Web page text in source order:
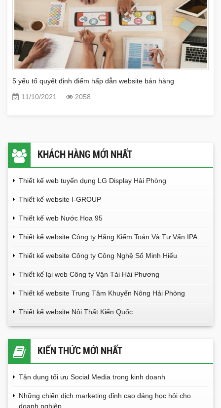
5 yếu tố quyết định điểm hấp dẫn website bán hàng
11/10/2021
2058
KHÁCH HÀNG MỚI NHẤT
Thiết kế web tuyển dụng LG Display Hải Phòng
Thiết kế website I-GROUP
Thiết kế web Nước Hoa 95
Thiết kế website Công ty Hãng Kiểm Toán Và Tư Vấn IPA
Thiết kế website Công ty Công Nghệ Số Minh Hiếu
Thiết kế lại web Công ty Vận Tải Hải Phương
Thiết kế website Trung Tâm Khuyến Nông Hải Phòng
Thiết kế website Nội Thất Kiến Quốc
KIẾN THỨC MỚI NHẤT
Tận dụng tối ưu Social Media trong kinh doanh
Những chiến dịch marketing đỉnh cao đáng học hỏi cho
doanh nghiệp